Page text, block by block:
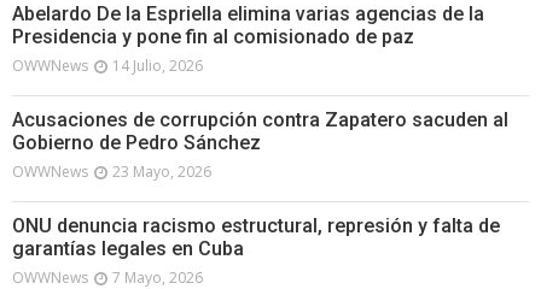
Abelardo De la Espriella elimina varias agencias de la
Presidencia y pone fin al comisionado de paz
OWWNews 14 Julio, 2026
Acusaciones de corrupción contra Zapatero sacuden al
Gobierno de Pedro Sánchez
OWWNews 23 Mayo, 2026
ONU denuncia racismo estructural, represión y falta de
garantías legales en Cuba
OWWNews 7 Mayo, 2026